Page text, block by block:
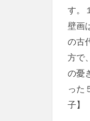
す。
壁画
の古
方で
の憂
った
子】